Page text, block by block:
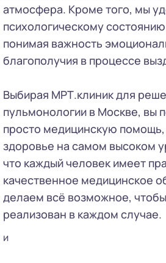
атмосфера. Кроме того, мы
психологическому
понимая важность
благополучия в процессе
Выбирая МРТ.клиник для
пульмонологии в Москве, вы
просто медицинскую
здоровье на самом высоком
что каждый человек имеет
качественное медицинское
делаем всё возможное,
реализован в каждом случае.
и